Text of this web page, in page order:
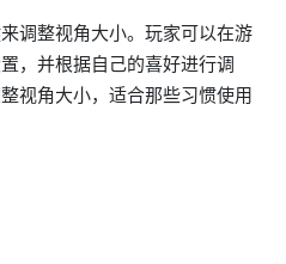
调整视角大小。玩家可以在游
，并根据自己的喜好进行调
视角大小，适合那些习惯使用